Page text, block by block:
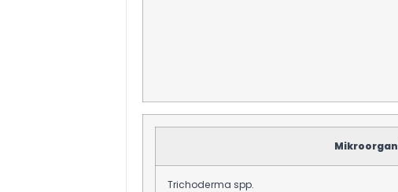
Trichoderma spp.